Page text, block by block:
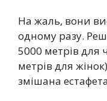
На жаль, вони
одному разу.
5000 метрів для
метрів для
змішана